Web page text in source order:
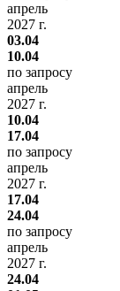
апрель
2027 г.
03.04
10.04
по запросу
апрель
2027 г.
10.04
17.04
по запросу
апрель
2027 г.
17.04
24.04
по запросу
апрель
2027 г.
24.04